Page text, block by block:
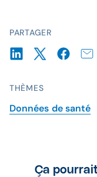
PARTAGER
THÈMES
Données de santé
Ça